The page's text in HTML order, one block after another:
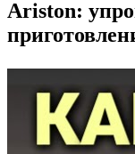
Ariston: